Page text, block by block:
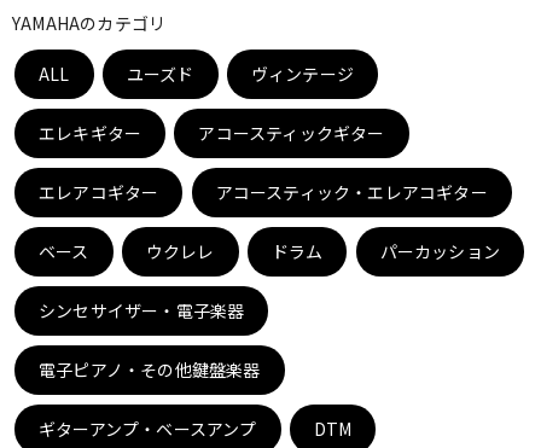
ドラム パーカッション
キーボード 電子ピアノ
管楽器
YAMAHAのカテゴリ
ALL ユーズド ヴィンテージ
エレキギター アコースティックギター
エレアコギター アコースティック・エレアコギター
ベース ウクレレ ドラム パーカッション
シンセサイザー・電子楽器
電子ピアノ・その他鍵盤楽器
ギターアンプ・ベースアンプ DTM